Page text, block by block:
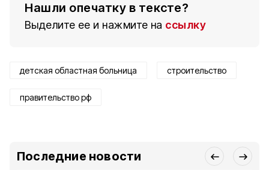
Нашли опечатку в тексте?
Выделите ее и нажмите на ссылку
детская областная больница строительство
правительство рф
Последние новости